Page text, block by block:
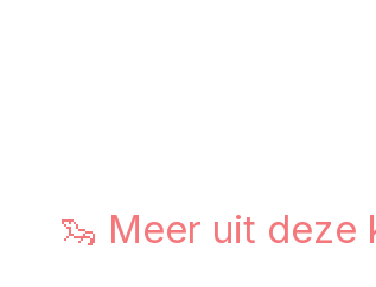
🦦 Meer uit deze